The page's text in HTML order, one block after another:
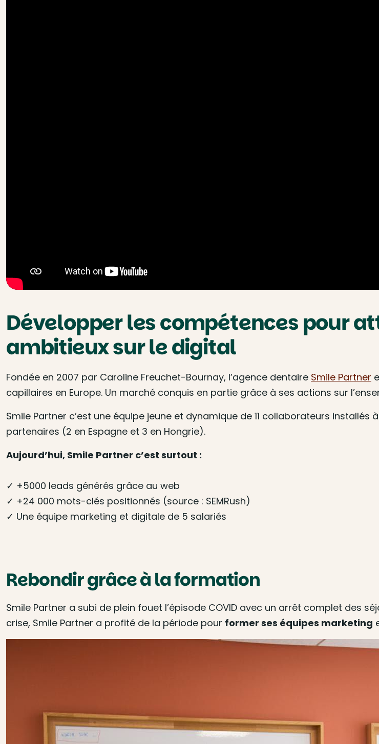
Développer les compétences pour
ambitieux sur le digital
Fondée en 2007 par Caroline Freuchet-Bournay, l’agence dentaire Smile Partner
capillaires en Europe. Un marché conquis en partie grâce à ses actions sur
Smile Partner c’est une équipe jeune et dynamique de 11 collaborateurs
partenaires (2 en Espagne et 3 en Hongrie).
Aujourd’hui, Smile Partner c’est surtout :
✓ +5000 leads générés grâce au web
✓ +24 000 mots-clés positionnés (source : SEMRush)
✓ Une équipe marketing et digitale de 5 salariés
Rebondir grâce à la formation
Smile Partner a subi de plein fouet l’épisode COVID avec un arrêt complet des
crise, Smile Partner a profité de la période pour former ses équipes marketing